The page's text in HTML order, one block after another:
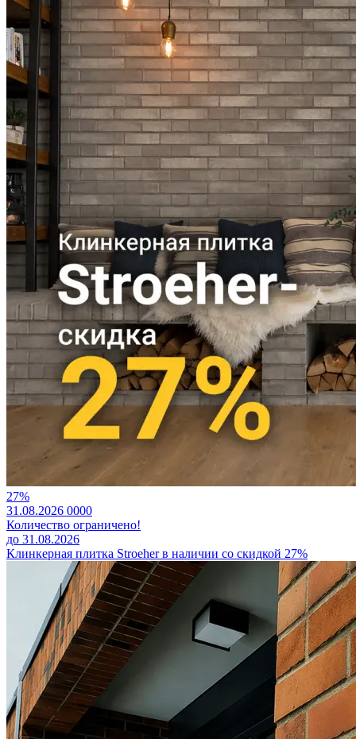
27%
31.08.2026 0000
Количество ограничено!
до 31.08.2026
Клинкерная плитка Stroeher в наличии со скидкой 27%